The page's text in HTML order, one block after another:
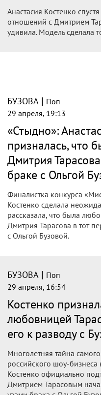
Анастасия Костенко
отношений с Дмитрием
удивила. Модель сделала